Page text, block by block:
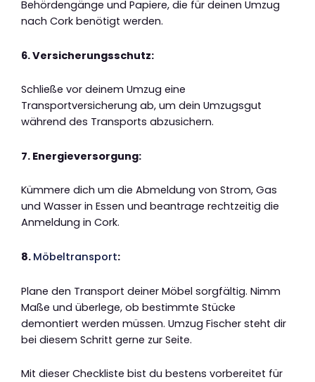
Behördengänge und Papiere, die für deinen Umzug
nach Cork benötigt werden.
6. Versicherungsschutz:
Schließe vor deinem Umzug eine
Transportversicherung ab, um dein Umzugsgut
während des Transports abzusichern.
7. Energieversorgung:
Kümmere dich um die Abmeldung von Strom, Gas
und Wasser in Essen und beantrage rechtzeitig die
Anmeldung in Cork.
8. Möbeltransport:
Plane den Transport deiner Möbel sorgfältig. Nimm
Maße und überlege, ob bestimmte Stücke
demontiert werden müssen. Umzug Fischer steht dir
bei diesem Schritt gerne zur Seite.
Mit dieser Checkliste bist du bestens vorbereitet für